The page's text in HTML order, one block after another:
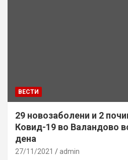
ВЕСТИ
29 новозаболени и 2
Ковид-19 во Валандово
дена
27/11/2021 admin